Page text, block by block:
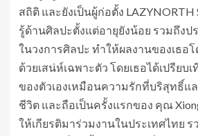
สถิติ และยังเป็นผู้ก่อตั้ง LAZYNORTH
รู้ด้านศิลปะตั้งแต่อายุยังน้อย รวมถึงป
ในวงการศิลปะ ทำให้ผลงานของเธอ
ด้วยเสน่ห์เฉพาะตัว โดยเธอได้เปรียบ
ของตัวเองเหมือนความรักที่บริสุทธิ์แ
ชีวิต และถือเป็นครั้งแรกของ คุณ
ให้เกียรติมาร่วมงานในประเทศไทย ร